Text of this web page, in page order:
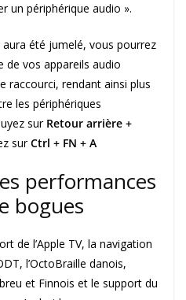
un périphérique audio ».
été jumelé, vous pourrez
de vos appareils audio
raccourci, rendant ainsi plus
les périphériques
sur Retour arrière +
surCtrl + FN + A
performances
bogues
de l’Apple TV, la navigation
l’OctoBraille danois,
et Finnois et le support du